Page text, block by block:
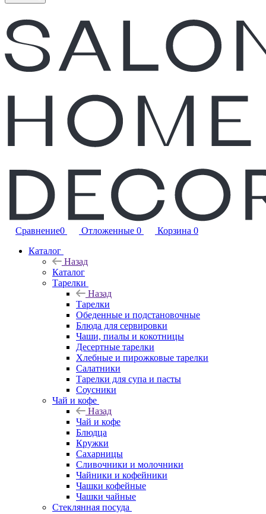
Сравнение0 Отложенные 0 Корзина 0
Каталог
Назад
Каталог
Тарелки
Назад
Тарелки
Обеденные и подстановочные
Блюда для сервировки
Чаши, пиалы и кокотницы
Десертные тарелки
Хлебные и пирожковые тарелки
Салатники
Тарелки для супа и пасты
Соусники
Чай и кофе
Назад
Чай и кофе
Блюдца
Кружки
Сахарницы
Сливочники и молочники
Чайники и кофейники
Чашки кофейные
Чашки чайные
Стеклянная посуда